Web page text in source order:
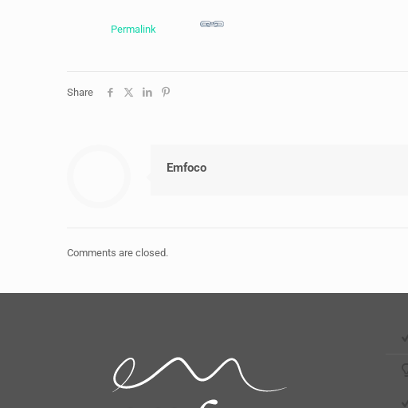
Permalink
Share
Emfoco
Comments are closed.